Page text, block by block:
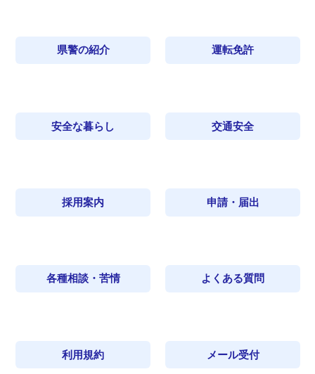
県警の紹介 運転免許
安全な暮らし 交通安全
採用案内 申請・届出
各種相談・苦情 よくある質問
利用規約 メール受付